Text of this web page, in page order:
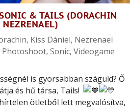
& TAILS (DORACHIN
, Kiss Dániel, Nezrenael
Photoshoot, Sonic, Videogame
is gyorsabban száguld? Ő
és hű társa, Tails!
ötletből lett megvalósítva,